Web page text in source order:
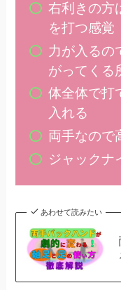
右利きの方
を打つ感覚
力が入るの
がってくる
体全体で打
入れる
両手なので
ジャックナ
あわせて読みたい